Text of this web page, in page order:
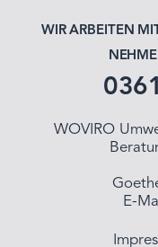
WIR ARBEITEN
WOVIRO
E-